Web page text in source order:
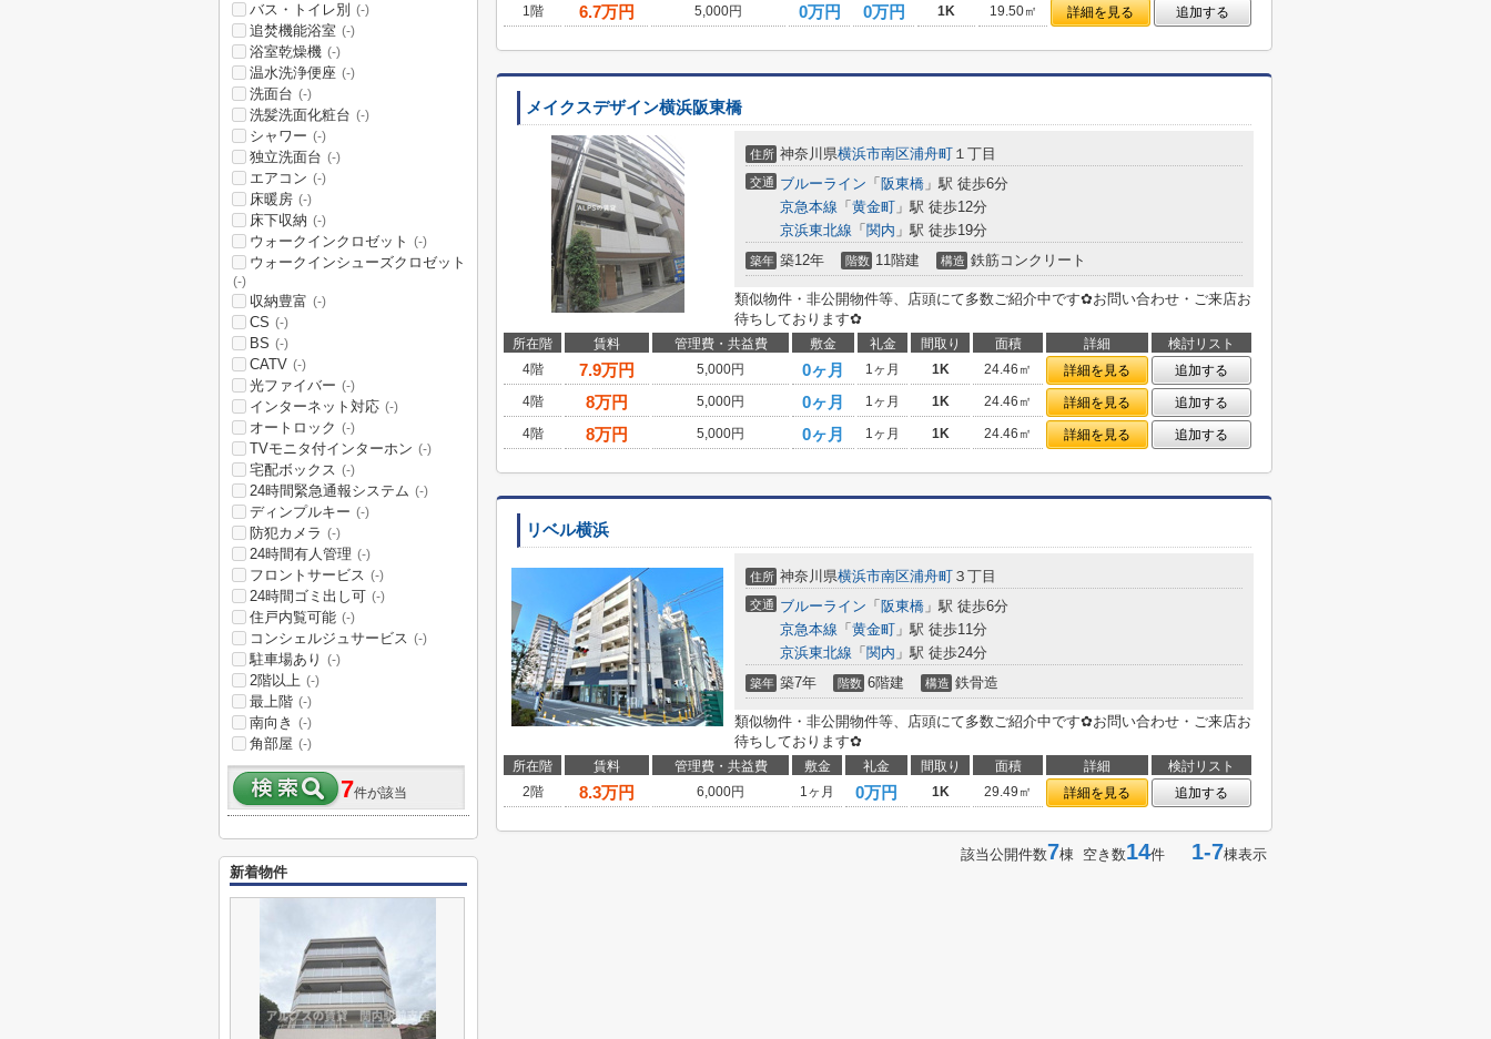
1階
6.7万円 5,000円 0万円 0万円 1K 19.50㎡ 詳細を見る 追加する
メイクスデザイン横浜阪東橋
住所 神奈川県横浜市南区浦舟町 １丁目
交通 ブルーライン 「 阪東橋 」駅 徒歩6分
京急本線 「 黄金町 」駅 徒歩12分
京浜東北線 「 関内 」駅 徒歩19分
築年 築12年 階数 11階建 構造 鉄筋コンクリート
類似物件・非公開物件等、店頭にて多数ご紹介中です✿お問い合わせ・ご来店お
待ちしております✿
所在階 賃料 管理費・共益費 敷金 礼金 間取り 面積 詳細
検討リスト
4階
7.9万円 5,000円 0ヶ月 1ヶ月 1K 24.46㎡ 詳細を見る
追加する
4階
8万円 5,000円 0ヶ月 1ヶ月 1K 24.46㎡ 詳細を見る
追加する
4階
8万円 5,000円 0ヶ月 1ヶ月 1K 24.46㎡ 詳細を見る 追加する
リベル横浜
住所 神奈川県横浜市南区浦舟町 ３丁目
交通 ブルーライン 「 阪東橋 」駅 徒歩6分
京急本線 「 黄金町 」駅 徒歩11分
京浜東北線 「 関内 」駅 徒歩24分
築年 築7年 階数 6階建 構造 鉄骨造
類似物件・非公開物件等、店頭にて多数ご紹介中です✿お問い合わせ・ご来店お
待ちしております✿
所在階 賃料 管理費・共益費 敷金 礼金 間取り 面積 詳細
検討リスト
2階
8.3万円 6,000円 1ヶ月 0万円 1K 29.49㎡ 詳細を見る 追加する
該当公開件数7棟 空き数14件 1-7棟表示
バス・トイレ別 (-)
追焚機能浴室 (-)
浴室乾燥機 (-)
温水洗浄便座 (-)
洗面台 (-)
洗髪洗面化粧台 (-)
シャワー (-)
独立洗面台 (-)
エアコン (-)
床暖房 (-)
床下収納 (-)
ウォークインクロゼット (-)
ウォークインシューズクロゼット
(-)
収納豊富 (-)
CS (-)
BS (-)
CATV (-)
光ファイバー (-)
インターネット対応 (-)
オートロック (-)
TVモニタ付インターホン (-)
宅配ボックス (-)
24時間緊急通報システム (-)
ディンプルキー (-)
防犯カメラ (-)
24時間有人管理 (-)
フロントサービス (-)
24時間ゴミ出し可 (-)
住戸内覧可能 (-)
コンシェルジュサービス (-)
駐車場あり (-)
2階以上 (-)
最上階 (-)
南向き (-)
角部屋 (-)
7件が該当
新着物件